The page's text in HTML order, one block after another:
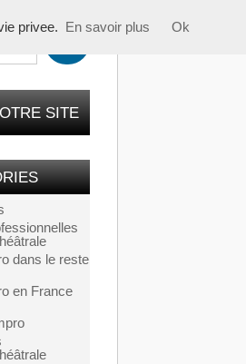
SITE
dans le reste
en France
privee. En savoir plus Ok